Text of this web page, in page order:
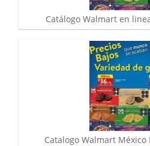
Catálogo Walmart en
Catalogo Walmart México